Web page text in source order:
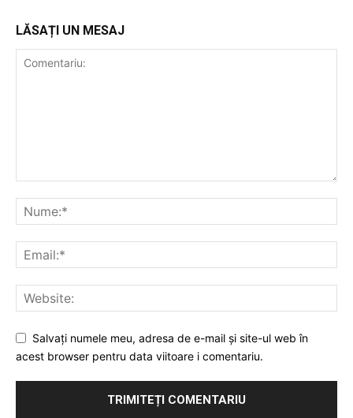
LĂSAȚI UN MESAJ
Salvați numele meu, adresa de e-mail și site-ul web în
acest browser pentru data viitoare i comentariu.